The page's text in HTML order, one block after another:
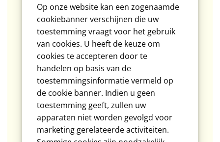
Op onze website kan een zogenaamde
cookiebanner verschijnen die uw
toestemming vraagt voor het gebruik
van cookies. U heeft de keuze om
cookies te accepteren door te
handelen op basis van de
toestemmingsinformatie vermeld op
de cookie banner. Indien u geen
toestemming geeft, zullen uw
apparaten niet worden gevolgd voor
marketing gerelateerde activiteiten.